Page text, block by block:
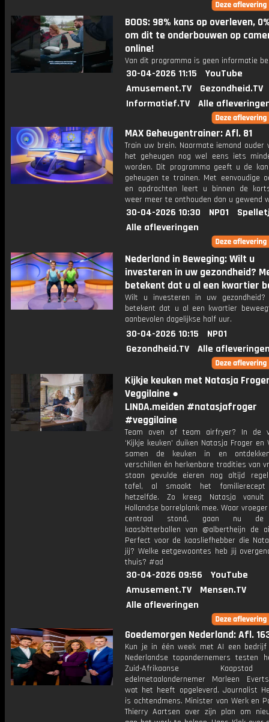
BOOS: 98% kans op overleven,
om dit te onderbouwen op
online!
Van dit programma is geen informatie
30-04-2026 11:15
YouTube
Amusement.TV
Gezondheid.TV
Informatief.TV
Alle
MAX Geheugentrainer: Afl. 81
Train uw brein. Naarmate iemand ouder
het geheugen nog wel eens iets
worden. Dit programma geeft u de
geheugen te trainen. Met eenvoudige
en opdrachten leert u binnen de
weer meer te onthouden dan u gewend
30-04-2026 10:30 NPO1
Alle afleveringen
Nederland in Beweging: Wilt u
investeren in uw gezondheid?
betekent dat u al een kwartier
Wilt u investeren in uw gezondheid?
betekent dat u al een kwartier
aanbevolen dagelijkse half uur.
30-04-2026 10:15
NPO1
Gezondheid.TV
Alle
Kijkje keuken met Natasja
Veggilaine ●
LINDA.meiden #natasjafroger
#veggilaine
Team oven of team airfryer? In de
‘Kijkje keuken’ duiken Natasja Froger en
samen de keuken in en
verschillen én herkenbare tradities van
staan gevulde eieren nog altijd
tafel, al smaakt het familierecept
hetzelfde. Zo kreeg Natasja
Hollandse borrelplank mee. Waar
centraal stond, gaan nu de
kaasbitterballen van @albertheijn de
Perfect voor de kaasliefhebber die
jij? Welke eetgewoontes heb jij
thuis? #ad
30-04-2026 09:56
YouTube
Amusement.TV
Mensen.TV
Alle afleveringen
Goedemorgen Nederland: Afl.
Kun je in één week met AI een bedrijf
Nederlandse topondernemers testen
Zuid-Afrikaanse
edelmetaalondernemer Marleen
wat het heeft opgeleverd. Journalist
is ochtendmens. Minister van Werk en
Thierry Aartsen over zijn plan om